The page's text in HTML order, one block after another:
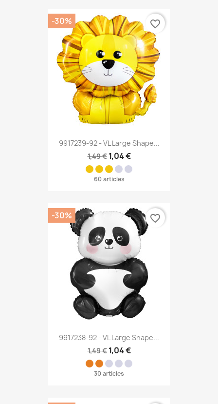
9917239-92 - VL Large Shape...
1,49 € 1,04 €
60 articles
-30% favorite_border
9917238-92 - VL Large Shape...
1,49 € 1,04 €
30 articles
-30% favorite_border